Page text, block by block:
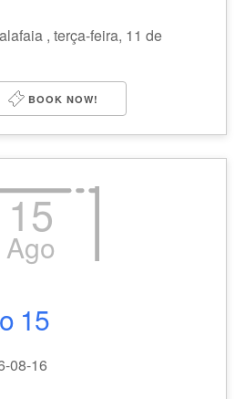
, terça-feira, 11 de
BOOK NOW!
15
Ago
15
08-16